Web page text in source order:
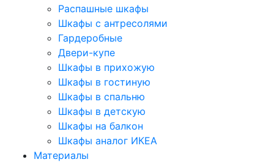
Распашные шкафы
Шкафы с антресолями
Гардеробные
Двери-купе
Шкафы в прихожую
Шкафы в гостиную
Шкафы в спальню
Шкафы в детскую
Шкафы на балкон
Шкафы аналог ИКЕА
Материалы